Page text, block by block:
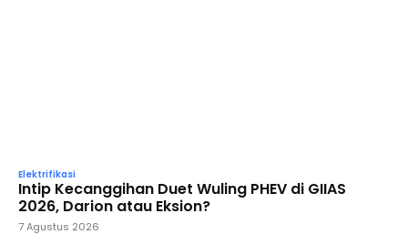
Elektrifikasi
Intip Kecanggihan Duet Wuling PHEV di GIIAS
2026, Darion atau Eksion?
7 Agustus 2026